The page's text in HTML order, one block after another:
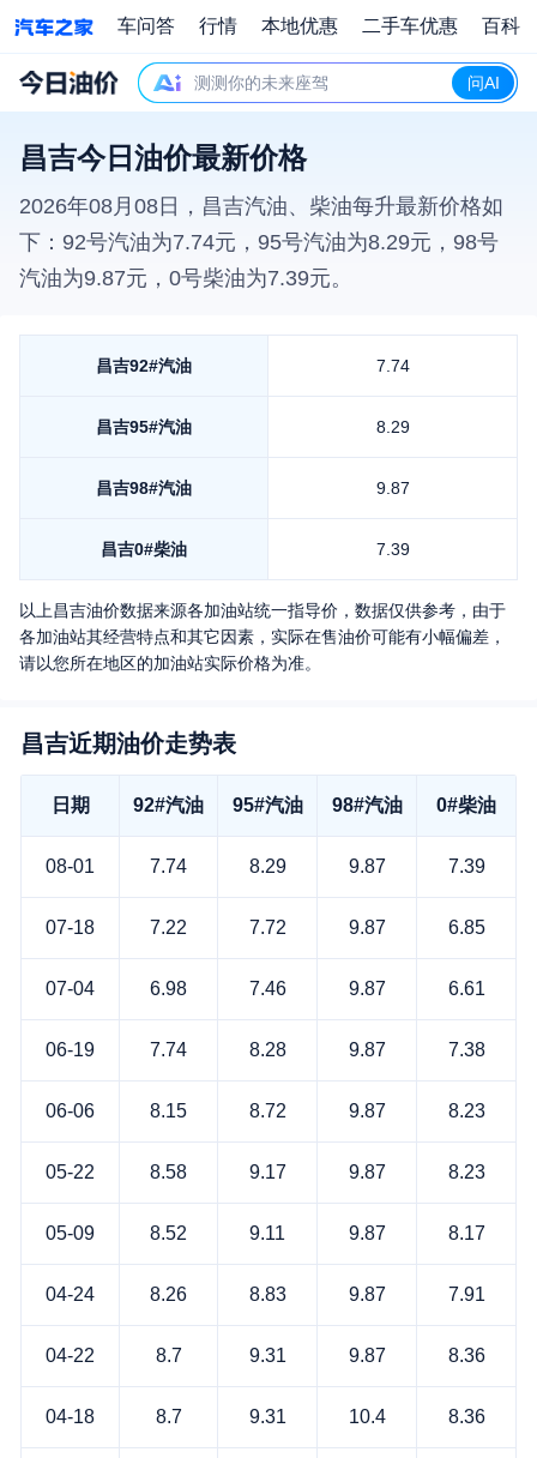
车问答 行情 本地优惠 二手车优惠 百科
测测你的未来座驾 问AI
昌吉今日油价最新价格
2026年08月08日 ， 昌吉汽油、柴油每升最新价格如
下：92号汽油为7.74元，95号汽油为8.29元，98号
汽油为9.87元，0号柴油为7.39元。
昌吉92#汽油 7.74
昌吉95#汽油 8.29
昌吉98#汽油 9.87
昌吉0#柴油 7.39
以上昌吉油价数据来源各加油站统一指导价，数据仅供参考，由于
各加油站其经营特点和其它因素，实际在售油价可能有小幅偏差，
请以您所在地区的加油站实际价格为准。
昌吉近期油价走势表
日期 92#汽油 95#汽油 98#汽油 0#柴油
08-01 7.74 8.29 9.87 7.39
07-18 7.22 7.72 9.87 6.85
07-04 6.98 7.46 9.87 6.61
06-19 7.74 8.28 9.87 7.38
06-06 8.15 8.72 9.87 8.23
05-22 8.58 9.17 9.87 8.23
05-09 8.52 9.11 9.87 8.17
04-24 8.26 8.83 9.87 7.91
04-22 8.7 9.31 9.87 8.36
04-18 8.7 9.31 10.4 8.36